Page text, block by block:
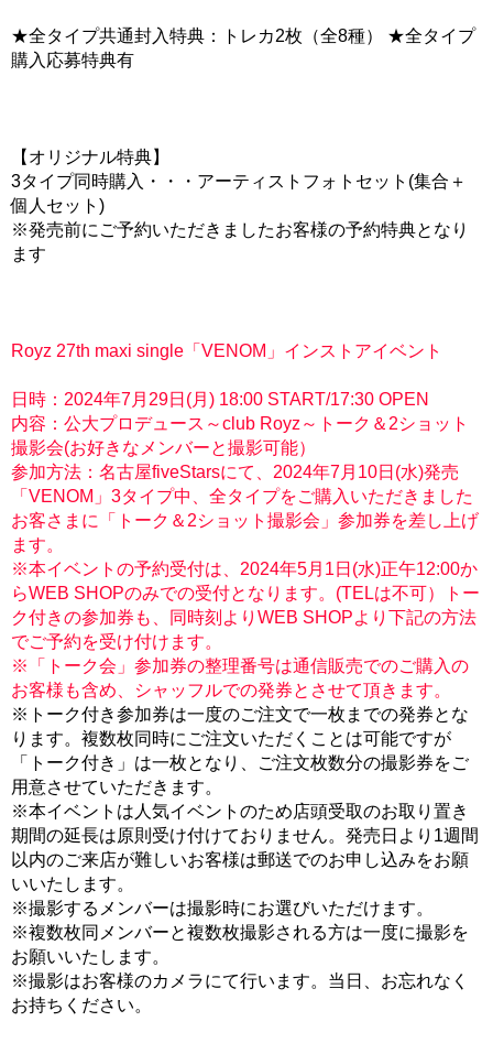
★全タイプ共通封入特典：トレカ2枚（全8種） ★全タイプ
購入応募特典有
【オリジナル特典】
3タイプ同時購入・・・アーティストフォトセット(集合＋
個人セット)
※発売前にご予約いただきましたお客様の予約特典となり
ます
Royz 27th maxi single「VENOM」インストアイベント
日時：2024年7月29日(月) 18:00 START/17:30 OPEN
内容：公大プロデュース～club Royz～トーク＆2ショット
撮影会(お好きなメンバーと撮影可能）
参加方法：名古屋fiveStarsにて、2024年7月10日(水)発売
「VENOM」3タイプ中、全タイプをご購入いただきました
お客さまに「トーク＆2ショット撮影会」参加券を差し上げ
ます。
※本イベントの予約受付は、2024年5月1日(水)正午12:00か
らWEB SHOPのみでの受付となります。(TELは不可）トー
ク付きの参加券も、同時刻よりWEB SHOPより下記の方法
でご予約を受け付けます。
※「トーク会」参加券の整理番号は通信販売でのご購入の
お客様も含め、シャッフルでの発券とさせて頂きます。
※トーク付き参加券は一度のご注文で一枚までの発券とな
ります。複数枚同時にご注文いただくことは可能ですが
「トーク付き」は一枚となり、ご注文枚数分の撮影券をご
用意させていただきます。
※本イベントは人気イベントのため店頭受取のお取り置き
期間の延長は原則受け付けておりません。発売日より1週間
以内のご来店が難しいお客様は郵送でのお申し込みをお願
いいたします。
※撮影するメンバーは撮影時にお選びいただけます。
※複数枚同メンバーと複数枚撮影される方は一度に撮影を
お願いいたします。
※撮影はお客様のカメラにて行います。当日、お忘れなく
お持ちください。